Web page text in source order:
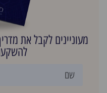
מעוניינים לקבל את